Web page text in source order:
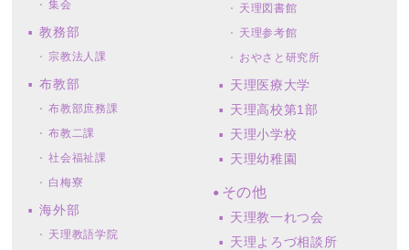
集会
教務部
宗教法人課
布教部
布教部庶務課
布教二課
社会福祉課
白梅寮
海外部
天理教語学院
天理図書館
天理参考館
おやさと研究所
天理医療大学
天理高校第1部
天理小学校
天理幼稚園
その他
天理教一れつ会
天理よろづ相談所